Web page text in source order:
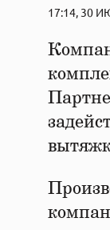
17:14, 30